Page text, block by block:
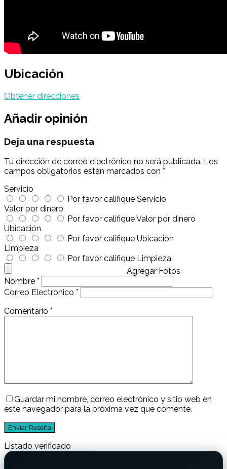
Ubicación
Obtener direcciones
Añadir opinión
Deja una respuesta
Tu dirección de correo electrónico no será publicada. Los
campos obligatorios están marcados con *
Servicio
Por favor califique Servicio
Valor por dinero
Por favor califique Valor por dinero
Ubicación
Por favor califique Ubicación
Limpieza
Por favor califique Limpieza
Agregar Fotos
Nombre *
Correo Electrónico *
Comentario *
Guardar mi nombre, correo electrónico y sitio web en
este navegador para la próxima vez que comente.
Listado verificado